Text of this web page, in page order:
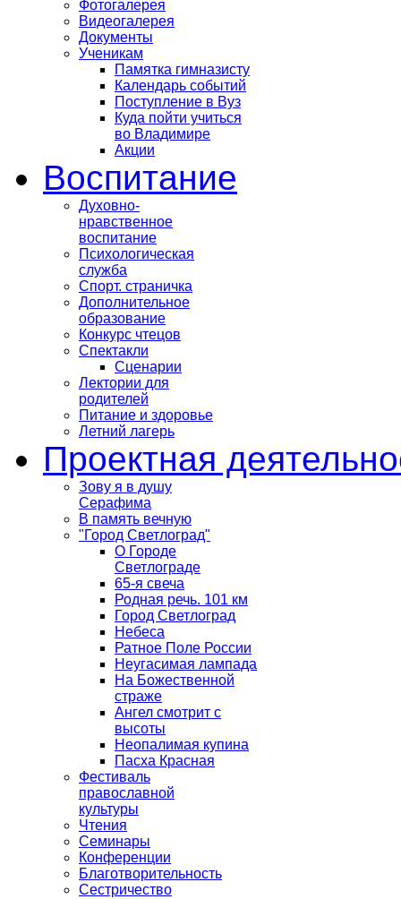
Фотогалерея
Видеогалерея
Документы
Ученикам
Памятка гимназисту
Календарь событий
Поступление в Вуз
Куда пойти учиться
во Владимире
Акции
Воспитание
Духовно-
нравственное
воспитание
Психологическая
служба
Спорт. страничка
Дополнительное
образование
Конкурс чтецов
Спектакли
Сценарии
Лектории для
родителей
Питание и здоровье
Летний лагерь
Проектная
Зову я в душу
Серафима
В память вечную
"Город Светлоград"
О Городе
Светлограде
65-я свеча
Родная речь. 101 км
Город Светлоград
Небеса
Ратное Поле России
Неугасимая лампада
На Божественной
страже
Ангел смотрит с
высоты
Неопалимая купина
Пасха Красная
Фестиваль
православной
культуры
Чтения
Семинары
Конференции
Благотворительность
Сестричество